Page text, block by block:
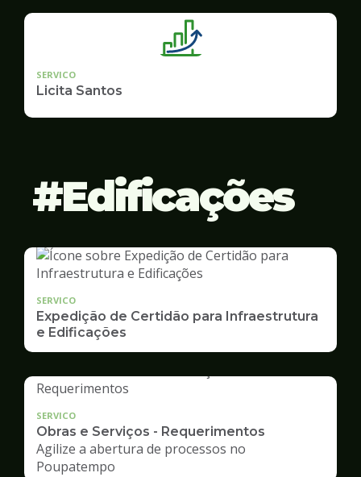
SERVICO
Licita Santos
Edificações
SERVICO
Expedição de Certidão para Infraestrutura
e Edificações
SERVICO
Obras e Serviços - Requerimentos
Agilize a abertura de processos no
Poupatempo